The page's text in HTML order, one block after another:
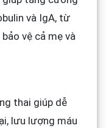
và IgA, từ
vệ cả mẹ và
thai giúp dễ
lưu lượng máu